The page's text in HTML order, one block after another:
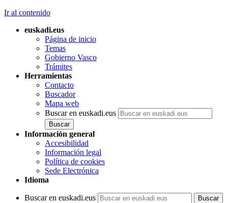
Ir al contenido
euskadi.eus
Página de inicio
Temas
Gobierno Vasco
Trámites
Herramientas
Contacto
Buscador
Mapa web
Buscar en euskadi.eus
Información general
Accesibilidad
Información legal
Política de cookies
Sede Electrónica
Idioma
Buscar en euskadi.eus